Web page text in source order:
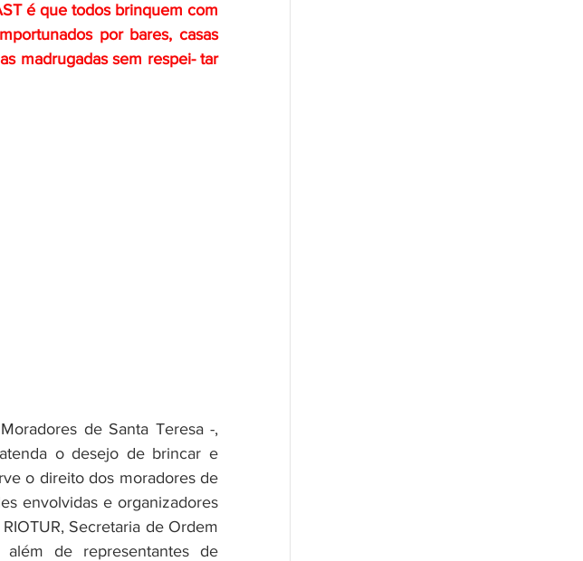
é que todos brinquem com
por bares, casas
madrugadas sem respei- tar
o desejo de brincar e
o direito dos moradores de
envolvidas e organizadores
Secretaria de Ordem
além de representantes de